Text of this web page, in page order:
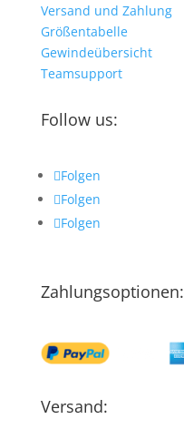
Versand und Zahlung
Größentabelle
Gewindeübersicht
Teamsupport
Follow us:
Folgen
Folgen
Folgen
Zahlungsoptionen:
Versand: